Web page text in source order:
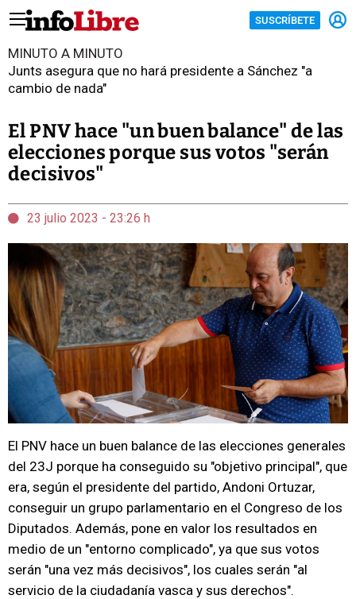
SUSCRÍBETE
MINUTO A MINUTO
Junts asegura que no hará presidente a Sánchez "a
cambio de nada"
El PNV hace "un buen balance" de las
elecciones porque sus votos "serán
decisivos"
23 julio 2023 - 23:26 h
El PNV hace un buen balance de las elecciones generales
del 23J porque ha conseguido su "objetivo principal", que
era, según el presidente del partido, Andoni Ortuzar,
conseguir un grupo parlamentario en el Congreso de los
Diputados. Además, pone en valor los resultados en
medio de un "entorno complicado", ya que sus votos
serán "una vez más decisivos", los cuales serán "al
servicio de la ciudadanía vasca y sus derechos".